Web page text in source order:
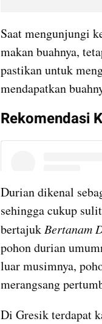
Saat mengunjungi
makan buahnya,
pastikan untuk
mendapatkan
Rekomendasi
Durian dikenal
sehingga cukup
bertajuk
pohon durian
luar musimnya,
merangsang
Di Gresik terdapat